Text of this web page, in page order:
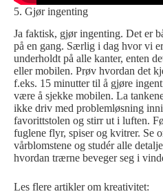
5. Gjør ingenting
Ja faktisk, gjør ingenting. Det er
på en gang. Særlig i dag hvor vi
underholdt på alle kanter, enten
eller mobilen. Prøv hvordan det
f.eks. 15 minutter til å gjøre
være å sjekke mobilen. La
ikke driv med problemløsning
favorittstolen og stirr ut i luften.
fuglene flyr, spiser og kvitrer. Se
vårblomstene og studér alle
hvordan trærne beveger seg i
Les flere artikler om kreativitet: